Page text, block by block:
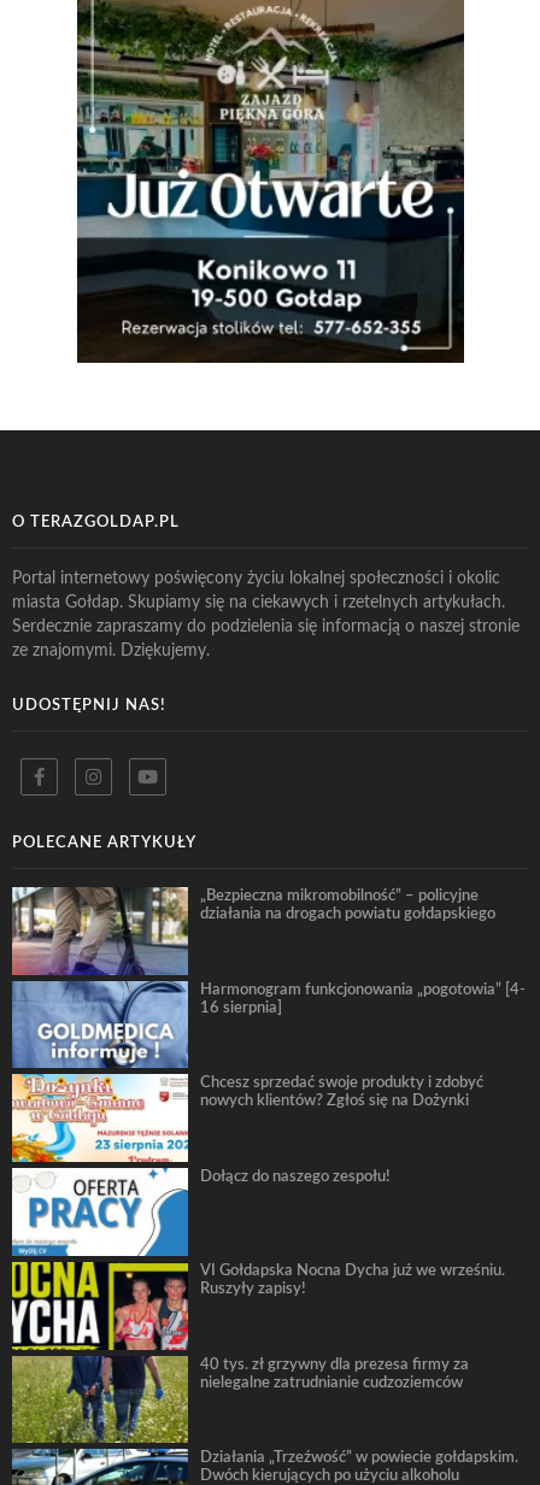
O TERAZGOLDAP.PL
Portal internetowy poświęcony życiu lokalnej społeczności i okolic
miasta Gołdap. Skupiamy się na ciekawych i rzetelnych artykułach.
Serdecznie zapraszamy do podzielenia się informacją o naszej stronie
ze znajomymi. Dziękujemy.
UDOSTĘPNIJ NAS!
POLECANE ARTYKUŁY
„Bezpieczna mikromobilność” – policyjne
działania na drogach powiatu gołdapskiego
Harmonogram funkcjonowania „pogotowia” [4-
16 sierpnia]
Chcesz sprzedać swoje produkty i zdobyć
nowych klientów? Zgłoś się na Dożynki
Dołącz do naszego zespołu!
VI Gołdapska Nocna Dycha już we wrześniu.
Ruszyły zapisy!
40 tys. zł grzywny dla prezesa firmy za
nielegalne zatrudnianie cudzoziemców
Działania „Trzeźwość” w powiecie gołdapskim.
Dwóch kierujących po użyciu alkoholu